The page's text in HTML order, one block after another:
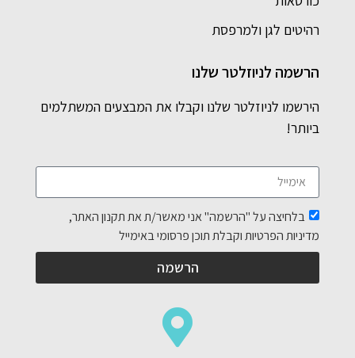
רהיטים לגן ולמרפסת
הרשמה לניוזלטר שלנו
הירשמו לניוזלטר שלנו וקבלו את המבצעים המשתלמים
ביותר!
בלחיצה על "הרשמה" אני מאשר/ת את תקנון האתר,
מדיניות הפרטיות וקבלת תוכן פרסומי באימייל
הרשמה